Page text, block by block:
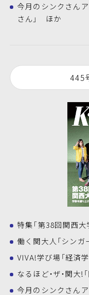
今月のシンクさん
さん」 ほか
445
特集「第38回関西大
働く関大人「シンガ
VIVA!学び場「経済
なるほど・ザ・関大!
今月のシンクさん